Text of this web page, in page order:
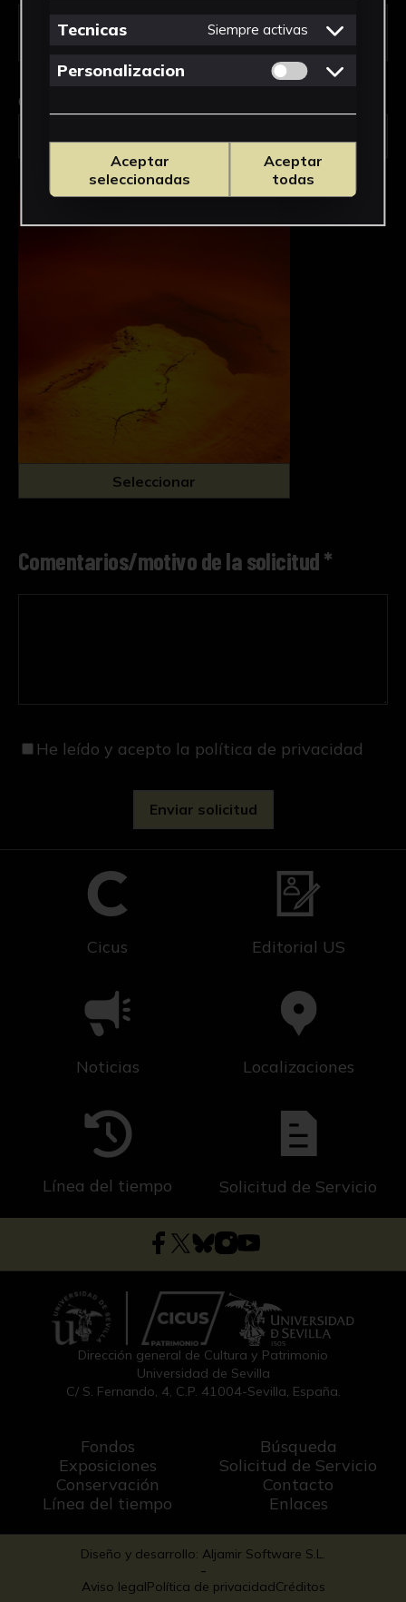
Obra en la que está interesado/a
FAC-126/La Fractura
Seleccionar
Comentarios/motivo de la solicitud *
He leído y acepto la política de privacidad
Cicus Editorial US
Noticias Localizaciones
Línea del tiempo Solicitud de Servicio
Dirección general de Cultura y Patrimonio
Universidad de Sevilla
C/ S. Fernando, 4, C.P. 41004-Sevilla, España.
Fondos
Exposiciones
Conservación
Línea del tiempo
Búsqueda
Solicitud de Servicio
Contacto
Enlaces
Diseño y desarrollo: Aljamir Software S.L.
-
Aviso legalPolítica de privacidadCréditos
Tecnicas Siempre activas
Personalizacion Permitir cookies
Aceptar
seleccionadas
Aceptar
todas